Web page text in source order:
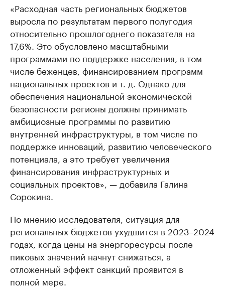
«Расходная часть региональных бюджетов
выросла по результатам первого полугодия
относительно прошлогоднего показателя на
17,6%. Это обусловлено масштабными
программами по поддержке населения, в том
числе беженцев, финансированием программ
национальных проектов и т. д. Однако для
обеспечения национальной экономической
безопасности регионы должны принимать
амбициозные программы по развитию
внутренней инфраструктуры, в том числе по
поддержке инноваций, развитию человеческого
потенциала, а это требует увеличения
финансирования инфраструктурных и
социальных проектов», — добавила Галина
Сорокина.
По мнению исследователя, ситуация для
региональных бюджетов ухудшится в 2023–2024
годах, когда цены на энергоресурсы после
пиковых значений начнут снижаться, а
отложенный эффект санкций проявится в
полной мере.